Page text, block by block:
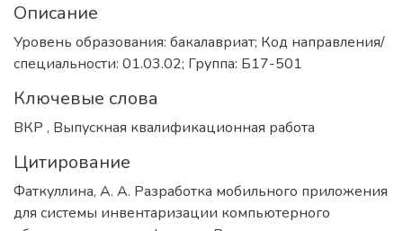
Описание
Уровень образования: бакалавриат; Код направления/
специальности: 01.03.02; Группа: Б17-501
Ключевые слова
ВКР , Выпускная квалификационная работа
Цитирование
Фаткуллина, А. А. Разработка мобильного приложения
для системы инвентаризации компьютерного